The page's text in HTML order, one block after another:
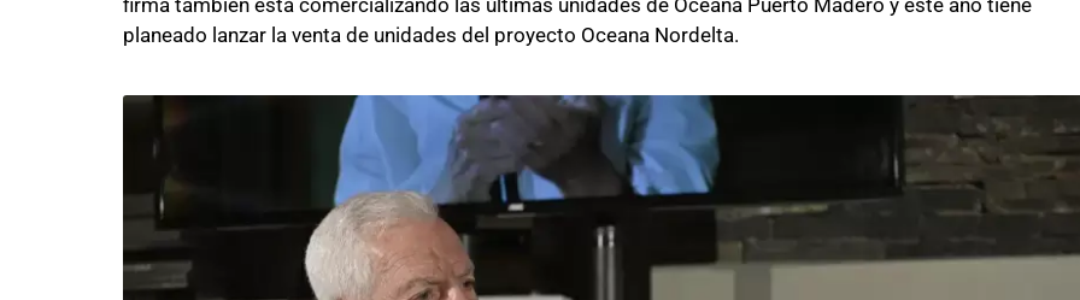
planeado lanzar la venta de unidades del proyecto Oceana Nordelta.